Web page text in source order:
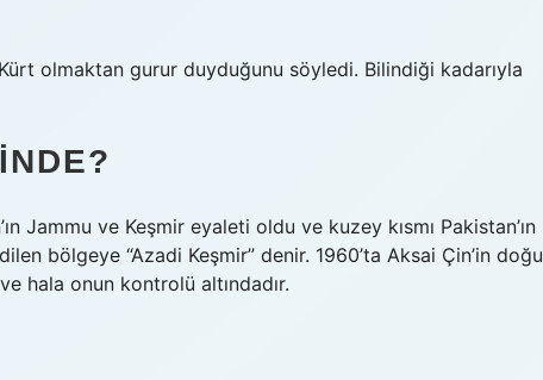
olmaktan gurur duyduğunu söyledi. Bilindiği kadarıyla
Jammu ve Keşmir eyaleti oldu ve kuzey kısmı Pakistan’ın
bölgeye “Azadi Keşmir” denir. 1960’ta Aksai Çin’in doğu
hala onun kontrolü altındadır.